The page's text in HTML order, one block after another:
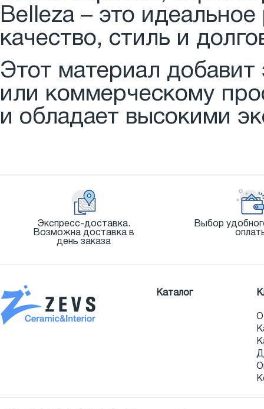
Belleza – это
качество, стиль и
Этот материал
или коммерческому
и обладает высокими
Экспресс-доставка.
Возможна доставка в
день заказа
Выбор
Каталог
О